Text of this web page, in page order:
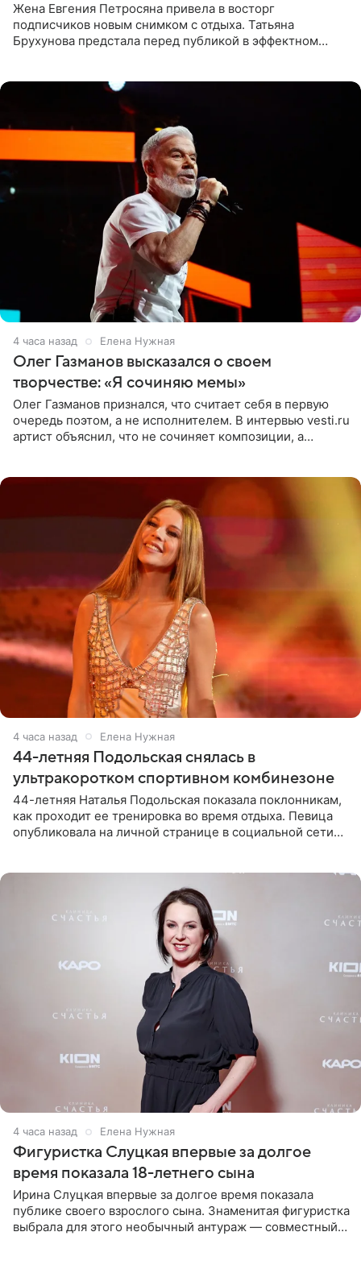
Жена Евгения Петросяна привела в восторг
подписчиков новым снимком с отдыха. Татьяна
Брухунова предстала перед публикой в эффектном
4 часа назад Елена Нужная
Олег Газманов высказался о своем
творчестве: «Я сочиняю мемы»
Олег Газманов признался, что считает себя в первую
очередь поэтом, а не исполнителем. В интервью vesti.ru
артист объяснил, что не сочиняет композиции, а
4 часа назад Елена Нужная
44-летняя Подольская снялась в
ультракоротком спортивном комбинезоне
44-летняя Наталья Подольская показала поклонникам,
как проходит ее тренировка во время отдыха. Певица
опубликовала на личной странице в социальной сети
4 часа назад Елена Нужная
Фигуристка Слуцкая впервые за долгое
время показала 18-летнего сына
Ирина Слуцкая впервые за долгое время показала
публике своего взрослого сына. Знаменитая фигуристка
выбрала для этого необычный антураж — совместный